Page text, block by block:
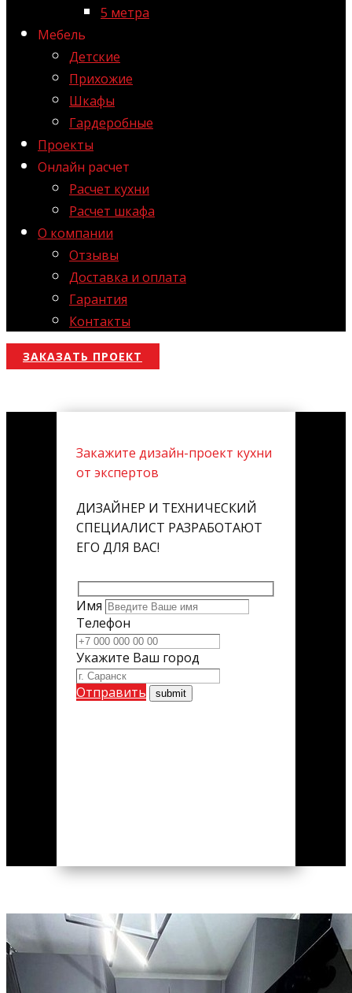
5 метра
Мебель
Детские
Прихожие
Шкафы
Гардеробные
Проекты
Онлайн расчет
Расчет кухни
Расчет шкафа
О компании
Отзывы
Доставка и оплата
Гарантия
Контакты
ЗАКАЗАТЬ ПРОЕКТ
Закажите дизайн-проект кухни
от экспертов
ДИЗАЙНЕР И ТЕХНИЧЕСКИЙ
СПЕЦИАЛИСТ РАЗРАБОТАЮТ
ЕГО ДЛЯ ВАС!
Имя
Телефон
Укажите Ваш город
Отправить